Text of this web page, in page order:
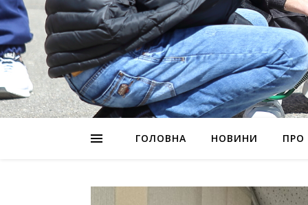
ГОЛОВНА НОВИНИ ПРО